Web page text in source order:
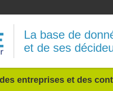
La base de
et de ses
des entreprises et des